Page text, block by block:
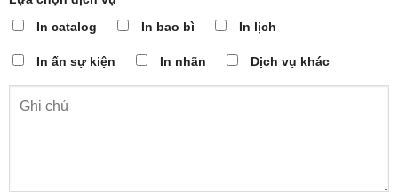
In catalog
In bao bì In lịch
In ấn sự kiện In nhãn Dịch vụ khác